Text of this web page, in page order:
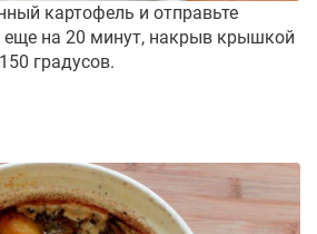
картофель и отправьте
на 20 минут, накрыв крышкой
градусов.